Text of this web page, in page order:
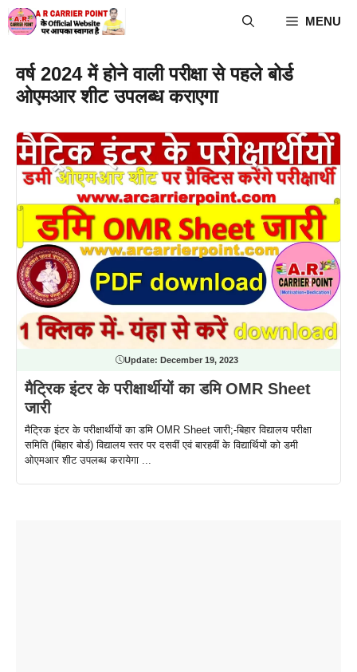
Skip
to
MENU
वर्ष 2024 में होने वाली परीक्षा से पहले बोर्ड
ओएमआर शीट उपलब्ध कराएगा
Update: December 19, 2023
मैट्रिक इंटर के परीक्षार्थीयों का डमि OMR Sheet
जारी
मैट्रिक इंटर के परीक्षार्थीयों का डमि OMR Sheet जारी;-बिहार विद्यालय परीक्षा
समिति (बिहार बोर्ड) विद्यालय स्तर पर दसवीं एवं बारहवीं के विद्यार्थियों को डमी
ओएमआर शीट उपलब्ध करायेगा ...